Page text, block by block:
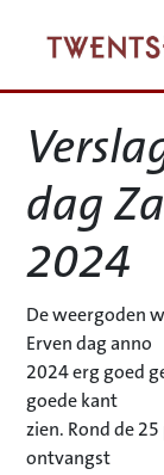
dag
2024
De weergoden
Erven dag anno
2024 erg goed
goede kant
zien. Rond de
ontvangst